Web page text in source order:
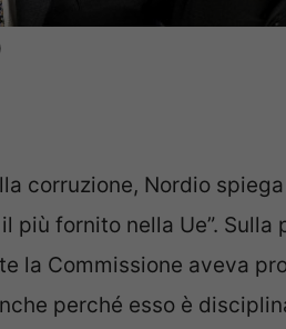
corruzione, Nordio
più fornito nella Ue”. Sulla
la Commissione aveva
perché esso è